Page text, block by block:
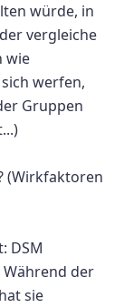
würde, in
vergleiche
wie
werfen,
Gruppen
(Wirkfaktoren
DSM
der
sie